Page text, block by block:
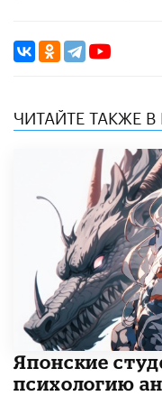
ЧИТАЙТЕ ТАКЖЕ В
Японские
психологию